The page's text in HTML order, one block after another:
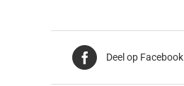
Deel op Facebook